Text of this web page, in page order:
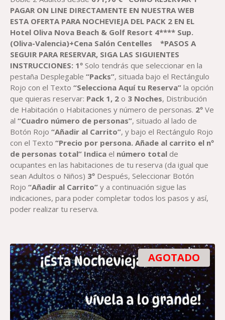
PAGAR ON LINE DIRECTAMENTE EN NUESTRA WEB
ESTA OFERTA PARA NOCHEVIEJA DEL PACK 2 EN EL
Hotel Oliva Nova Beach & Golf Resort 4**** Sup.
(Oliva-Valencia)+Cena Salón Centelles
*PASOS A
SEGUIR PARA RESERVAR, SIGA LAS SIGUIENTES
INSTRUCCIONES: 1º Solo tendrás que seleccionar en la
pestaña Desplegable“Packs”, situada bajo el Rectángulo
Rojo con el Texto“Selecciona Aquí tu Reserva” la opción
que quieras reservar: Pack 1, 2 o 3 Noches, Distribución
de Habitación o Habitaciones y número de personas. 2º Ve
al“Cuadro número de personas”, situado al lado de
Botón Rojo“Añadir al Carrito”, y bajo el Rectángulo Rojo
con el Texto“Precio por persona. Añade al carrito el nº
de personas total” Indica el número total de
ocupantes en las habitaciones de tu reserva (da igual que
sean Adultos o Niños) 3º Después, Seleccionar Botón
Rojo“Añadir al Carrito” y a continuación sigue las
indicaciones, para poder completar todos los pasos y así,
poder realizar tu reserva.
AGOTADO